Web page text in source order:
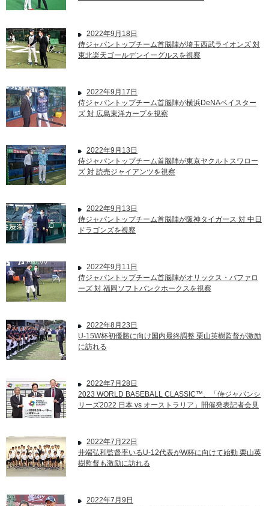
2022年9月18日
侍ジャパントップチーム首脳陣が埼玉西武ライオンズ 対
東北楽天ゴールデンイーグルスを視察
2022年9月17日
侍ジャパントップチーム首脳陣が横浜DeNAベイスター
ズ 対 広島東洋カープを視察
2022年9月13日
侍ジャパントップチーム首脳陣が東京ヤクルトスワロー
ズ 対 読売ジャイアンツを視察
2022年9月13日
侍ジャパントップチーム首脳陣が阪神タイガース 対 中日
ドラゴンズを視察
2022年9月11日
侍ジャパントップチーム首脳陣がオリックス・バファロ
ーズ 対 福岡ソフトバンクホークスを視察
2022年8月23日
U-15W杯初優勝に向け国内最終調整 栗山英樹監督が激励
に訪れる
2022年7月28日
2023 WORLD BASEBALL CLASSIC™、「侍ジャパンシ
リーズ2022 日本 vs オーストラリア」開催発表記者会見
2022年7月22日
井端弘和監督率いるU-12代表がW杯に向けて始動 栗山英
樹監督も激励に訪れる
2022年7月9日